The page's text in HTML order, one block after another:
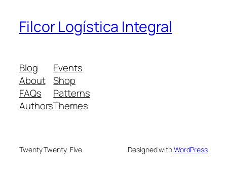
Filcor Logística Integral
Blog
About
FAQs
Authors
Events
Shop
Patterns
Themes
Twenty Twenty-Five Designed withWordPress